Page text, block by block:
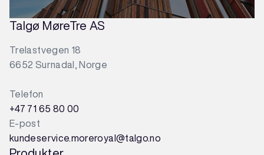
Talgø MøreTre AS
Trelastvegen 18
6652 Surnadal, Norge
Telefon
+47 71 65 80 00
E-post
kundeservice.moreroyal@talgo.no